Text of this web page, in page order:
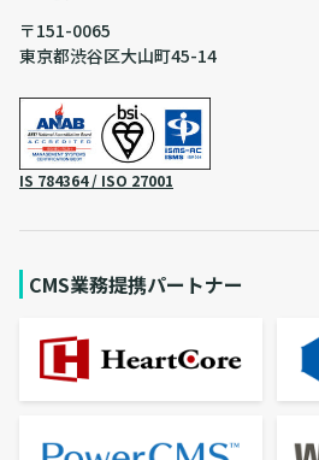
〒151-0065
東京都渋谷区大山町45-14
IS 784364 / ISO 27001
CMS業務提携パートナー